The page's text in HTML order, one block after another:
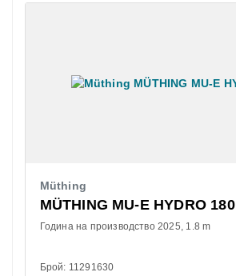
Müthing
MÜTHING MU-E HYDRO 180
Година на производство 2025 1.8 m
Брой: 11291630